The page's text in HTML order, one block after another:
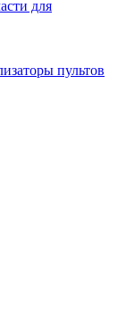
для
пультов